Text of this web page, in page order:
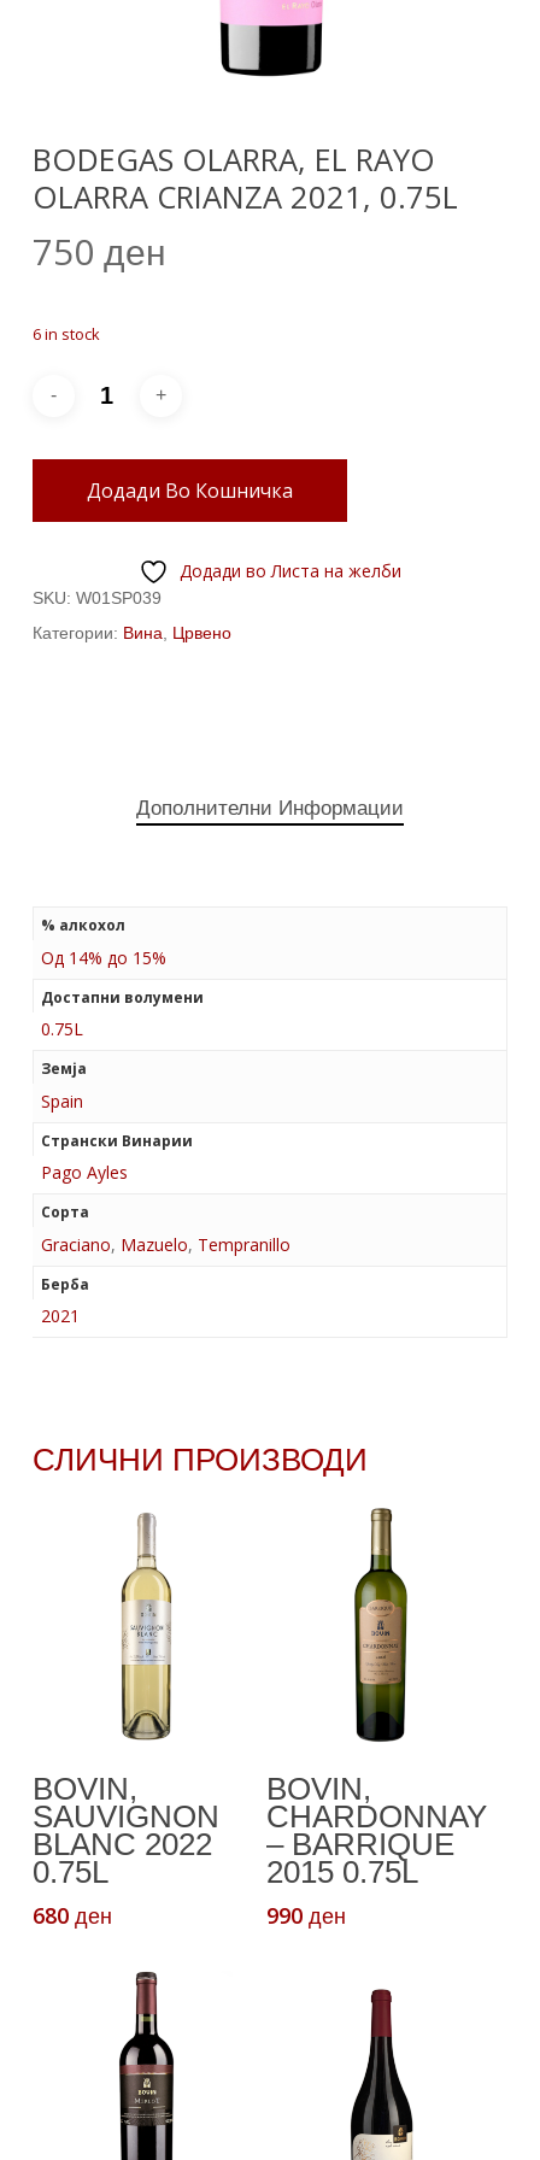
BODEGAS OLARRA, EL RAYO
OLARRA CRIANZA 2021, 0.75L
750 ден
6 in stock
Додади Во Кошничка
Додади во Листа на желби
SKU: W01SP039
Категории: Вина, Црвено
Дополнителни Информации
% алкохол
Од 14% до 15%
Достапни волумени
0.75L
Земја
Spain
Странски Винарии
Pago Ayles
Сорта
Graciano, Mazuelo, Tempranillo
Берба
2021
СЛИЧНИ ПРОИЗВОДИ
BOVIN,
SAUVIGNON
BLANC 2022
0.75L
680 ден
BOVIN,
CHARDONNAY
– BARRIQUE
2015 0.75L
990ден